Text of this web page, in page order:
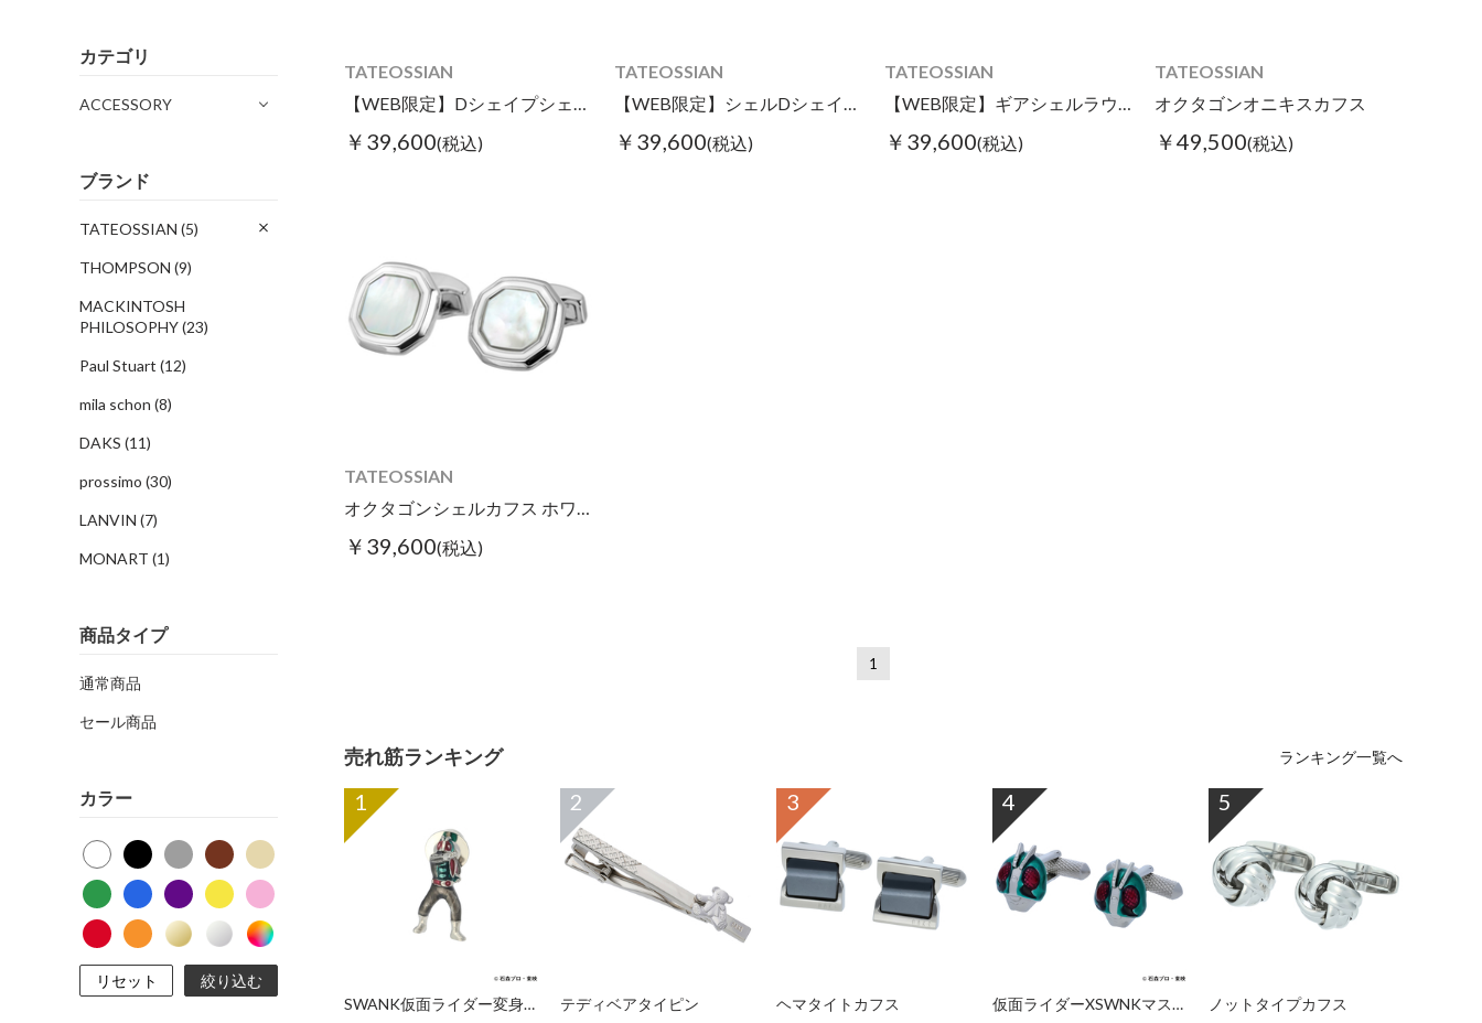
カテゴリ
ACCESSORY
ブランド
TATEOSSIAN (5)
THOMPSON (9)
MACKINTOSH
PHILOSOPHY(23)
Paul Stuart (12)
mila schon (8)
DAKS (11)
prossimo (30)
LANVIN (7)
MONART (1)
商品タイプ
通常商品
セール商品
カラー
リセット 絞り込む
TATEOSSIAN
【WEB限定】Dシェイプシェルカフス ホワイト
￥39,600(税込)
TATEOSSIAN
【WEB限定】シェルDシェイプカフス ホワイト
￥39,600(税込)
TATEOSSIAN
【WEB限定】ギアシェルラウンドカフス ホワイト
￥39,600(税込)
TATEOSSIAN
オクタゴンオニキスカフス
￥49,500(税込)
TATEOSSIAN
オクタゴンシェルカフス ホワイト
￥39,600(税込)
1
売れ筋ランキング ランキング一覧へ
1
SWANK仮面ライダー変身ピンズ
2
テディベアタイピン
3
ヘマタイトカフス
4
仮面ライダーXSWNKマスクカフス
5
ノットタイプカフス